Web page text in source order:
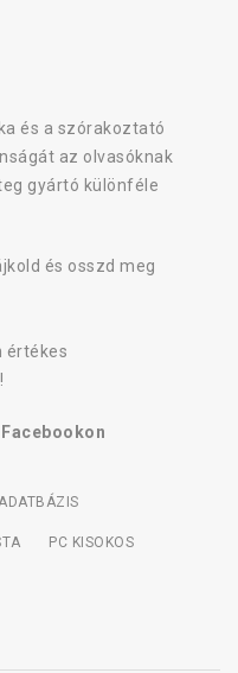
és a szórakoztató
az olvasóknak
gyártó különféle
és osszd meg
értékes
Facebookon
PC KISOKOS